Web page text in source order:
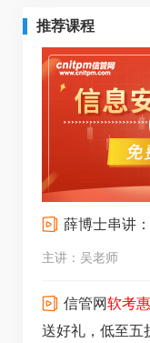
推荐课程
薛博士串讲
主讲：吴老师
信管网软考
送好礼，低至五